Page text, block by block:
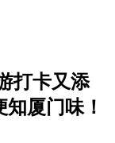
打卡又添
厦门味！